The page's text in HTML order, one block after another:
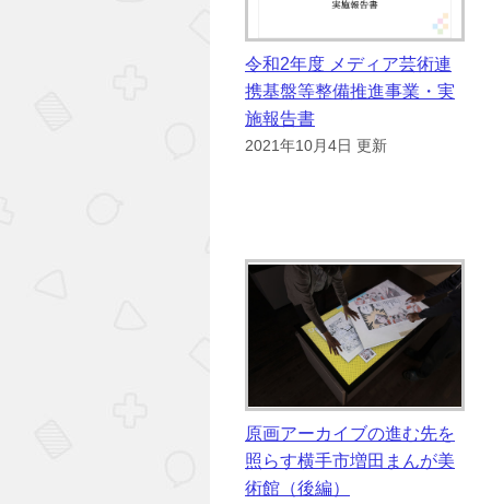
令和2年度 メディア芸術連
携基盤等整備推進事業・実
施報告書
2021年10月4日 更新
原画アーカイブの進む先を
照らす横手市増田まんが美
術館（後編）